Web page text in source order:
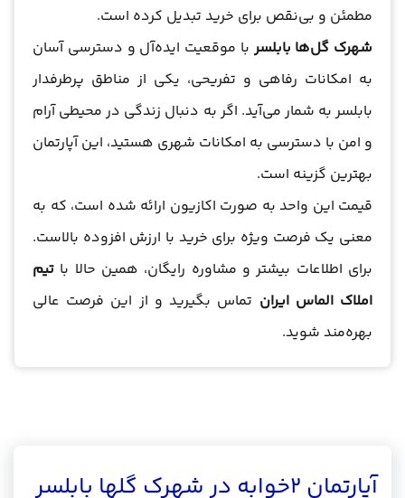
مطمئن و بی‌نقص برای خرید تبدیل کرده است.
شهرک گل‌ها بابلسربا موقعیت ایده‌آل و دسترسی آسان
به امکانات رفاهی و تفریحی، یکی از مناطق پرطرفدار
بابلسر به شمار می‌آید. اگر به دنبال زندگی در محیطی آرام
و امن با دسترسی به امکانات شهری هستید، این آپارتمان
بهترین گزینه است.
قیمت این واحد به صورت اکازیون ارائه شده است، که به
معنی یک فرصت ویژه برای خرید با ارزش افزوده بالاست.
برای اطلاعات بیشتر و مشاوره رایگان، همین حالا با تیم
املاک الماس ایران تماس بگیرید و از این فرصت عالی
بهره‌مند شوید.
آپارتمان 2خوابه در شهرک گلها بابلسر